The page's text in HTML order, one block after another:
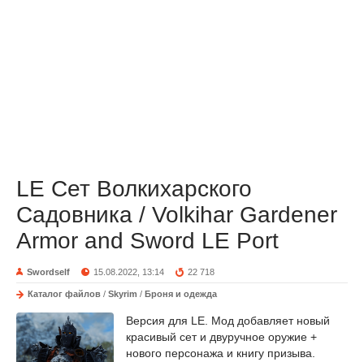
LE Сет Волкихарского
Садовника / Volkihar Gardener
Armor and Sword LE Port
Swordself 15.08.2022, 13:14 22 718
Каталог файлов / Skyrim / Броня и одежда
Версия для LE. Мод добавляет новый
красивый сет и двуручное оружие +
нового персонажа и книгу призыва.